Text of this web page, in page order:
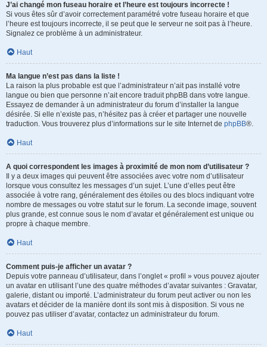
J’ai changé mon fuseau horaire et l’heure est toujours incorrecte !
Si vous êtes sûr d’avoir correctement paramétré votre fuseau horaire et que
l’heure est toujours incorrecte, il se peut que le serveur ne soit pas à l’heure.
Signalez ce problème à un administrateur.
Haut
Ma langue n’est pas dans la liste !
La raison la plus probable est que l’administrateur n’ait pas installé votre
langue ou bien que personne n’ait encore traduit phpBB dans votre langue.
Essayez de demander à un administrateur du forum d’installer la langue
désirée. Si elle n’existe pas, n’hésitez pas à créer et partager une nouvelle
traduction. Vous trouverez plus d’informations sur le site Internet de phpBB®.
Haut
A quoi correspondent les images à proximité de mon nom d’utilisateur ?
Il y a deux images qui peuvent être associées avec votre nom d’utilisateur
lorsque vous consultez les messages d’un sujet. L’une d’elles peut être
associée à votre rang, généralement des étoiles ou des blocs indiquant votre
nombre de messages ou votre statut sur le forum. La seconde image, souvent
plus grande, est connue sous le nom d’avatar et généralement est unique ou
propre à chaque membre.
Haut
Comment puis-je afficher un avatar ?
Depuis votre panneau d’utilisateur, dans l’onglet « profil » vous pouvez ajouter
un avatar en utilisant l’une des quatre méthodes d’avatar suivantes : Gravatar,
galerie, distant ou importé. L’administrateur du forum peut activer ou non les
avatars et décider de la manière dont ils sont mis à disposition. Si vous ne
pouvez pas utiliser d’avatar, contactez un administrateur du forum.
Haut